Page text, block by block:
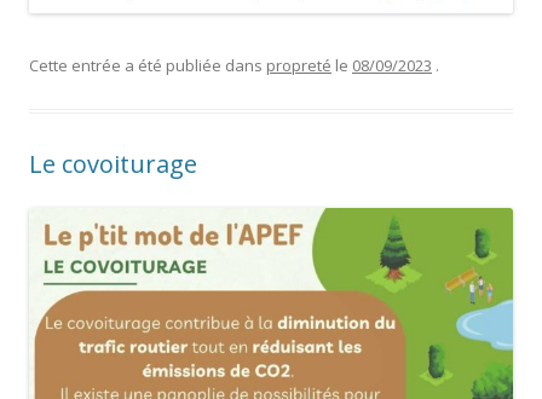
Cette entrée a été publiée dans propreté le 08/09/2023 .
Le covoiturage